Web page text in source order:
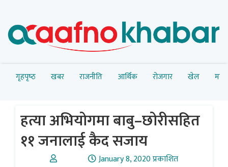
गृहपृष्‍ठ खबर राजनीति आर्थिक रोजगार खेल
हत्या अभियोगमा बाबु–छोरीसहित
११ जनालाई कैद सजाय
January 8, 2020 प्रकाशित